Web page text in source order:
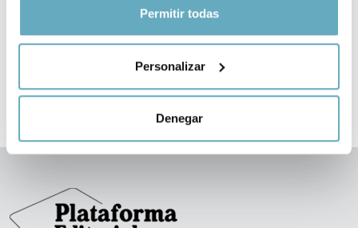
Si lo permite, también quisiéramos:
geográfica que puede tener una precisión de varios
Identificar su dispositivo analizándolo activamente
sección de datos
consentimiento en cualquier momento en la Declaración
Permitir todas
Personalizar
Denegar